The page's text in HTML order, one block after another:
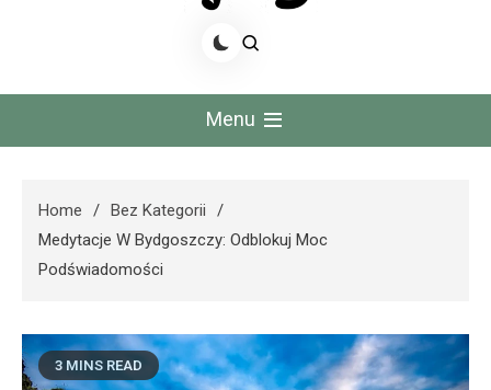
Dwd Jagusia
Menu
Home
Bez Kategorii
Medytacje W Bydgoszczy: Odblokuj Moc
Podświadomości
3 MINS READ